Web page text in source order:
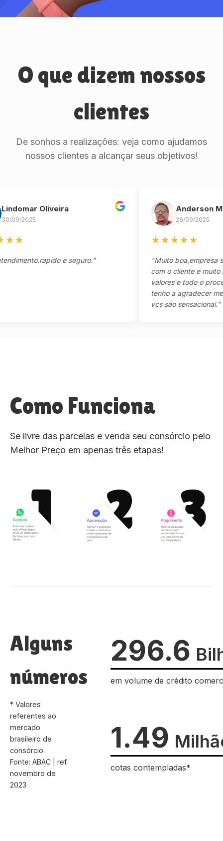
O que dizem nossos
clientes
De sonhos a realizações: veja como ajudamos
nossos clientes a alcançar seus objetivos!
Oliveira
2025
e seguro."
Anderson
26/09/2025
★★★
"Muito boa,empresa séria
com o cliente e muito
valores e todo o processo
tenho a agradecer
vcs são sensacional."
Como Funciona
Se livre das parcelas e venda seu consórcio pelo
Melhor Preço em apenas três etapas!
Alguns
números
* Valores
referentes ao
mercado
brasileiro de
consórcio.
Fonte: ABAC | ref.
novembro de
2023
296.6
em volume de crédito
1.49
cotas contempladas*